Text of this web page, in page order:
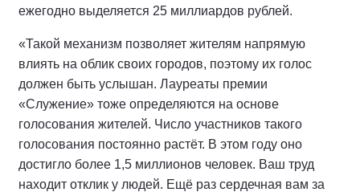
ежегодно выделяется 25 миллиардов рублей.
«Такой механизм позволяет жителям напрямую
влиять на облик своих городов, поэтому их голос
должен быть услышан. Лауреаты премии
«Служение» тоже определяются на основе
голосования жителей. Число участников такого
голосования постоянно растёт. В этом году оно
достигло более 1,5 миллионов человек. Ваш труд
находит отклик у людей. Ещё раз сердечная вам за